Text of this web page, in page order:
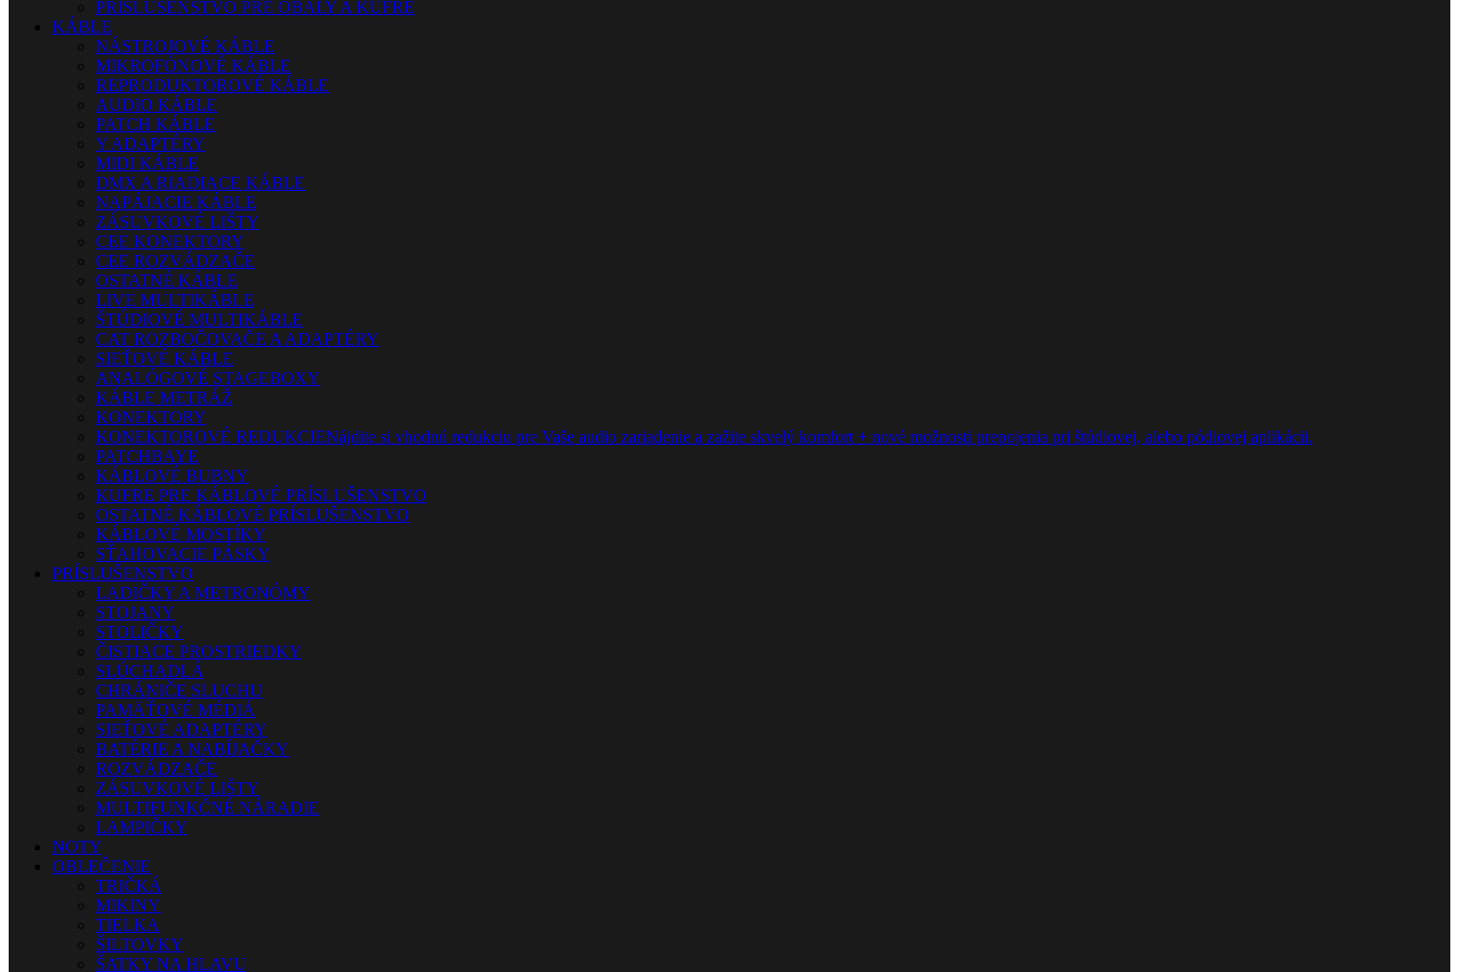
PRÍSLUŠENSTVO PRE OBALY A KUFRE
KÁBLE
NÁSTROJOVÉ KÁBLE
MIKROFÓNOVÉ KÁBLE
REPRODUKTOROVÉ KÁBLE
AUDIO KÁBLE
PATCH KÁBLE
Y ADAPTÉRY
MIDI KÁBLE
DMX A RIADIACE KÁBLE
NAPÁJACIE KÁBLE
ZÁSUVKOVÉ LIŠTY
CEE KONEKTORY
CEE ROZVÁDZAČE
OSTATNÉ KÁBLE
LIVE MULTIKÁBLE
ŠTÚDIOVÉ MULTIKÁBLE
CAT ROZBOČOVAČE A ADAPTÉRY
SIEŤOVÉ KÁBLE
ANALÓGOVÉ STAGEBOXY
KÁBLE METRÁŽ
KONEKTORY
KONEKTOROVÉ REDUKCIENájdite si vhodnú redukciu pre Vaše audio zariadenie a zažite skvelý komfort + nové možnosti prepojenia pri štúdiovej, alebo pódiovej aplikácii.
PATCHBAYE
KÁBLOVÉ BUBNY
KUFRE PRE KÁBLOVÉ PRÍSLUŠENSTVO
OSTATNÉ KÁBLOVÉ PRÍSLUŠENSTVO
KÁBLOVÉ MOSTÍKY
SŤAHOVACIE PÁSKY
PRÍSLUŠENSTVO
LADIČKY A METRONÓMY
STOJANY
STOLIČKY
ČISTIACE PROSTRIEDKY
SLÚCHADLÁ
CHRÁNIČE SLUCHU
PAMÄŤOVÉ MÉDIÁ
SIEŤOVÉ ADAPTÉRY
BATÉRIE A NABÍJAČKY
ROZVÁDZAČE
ZÁSUVKOVÉ LIŠTY
MULTIFUNKČNÉ NÁRADIE
LAMPIČKY
NOTY
OBLEČENIE
TRIČKÁ
MIKINY
TIELKA
ŠILTOVKY
ŠATKY NA HLAVU